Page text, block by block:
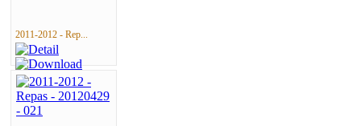
2011-2012 - Rep...